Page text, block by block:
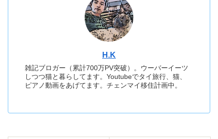
H.K
雑記ブロガー（累計700万PV突破）。ウーバーイーツ
しつつ猫と暮らしてます。Youtubeでタイ旅行、猫、
ピアノ動画をあげてます。チェンマイ移住計画中。